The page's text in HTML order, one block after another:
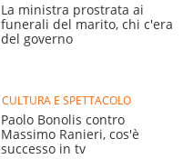
La ministra prostrata ai
funerali del marito, chi c'era
del governo
CULTURA E SPETTACOLO
Paolo Bonolis contro
Massimo Ranieri, cos'è
successo in tv